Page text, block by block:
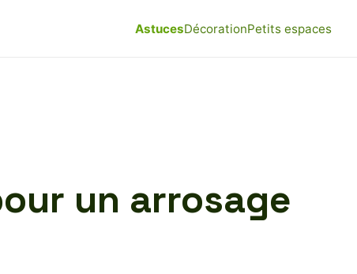
AstucesDécorationPetits espaces
un arrosage